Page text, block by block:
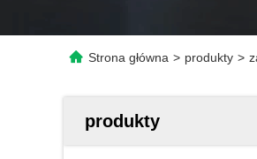
Strona główna > produkty >
produkty